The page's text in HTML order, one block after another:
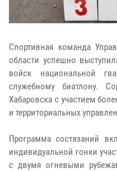
Спортивная команда
области успешно
войск национальной
служебному биатлону.
Хабаровска с участием
и территориальных
Программа состязаний
индивидуальной гонки
с двумя огневыми